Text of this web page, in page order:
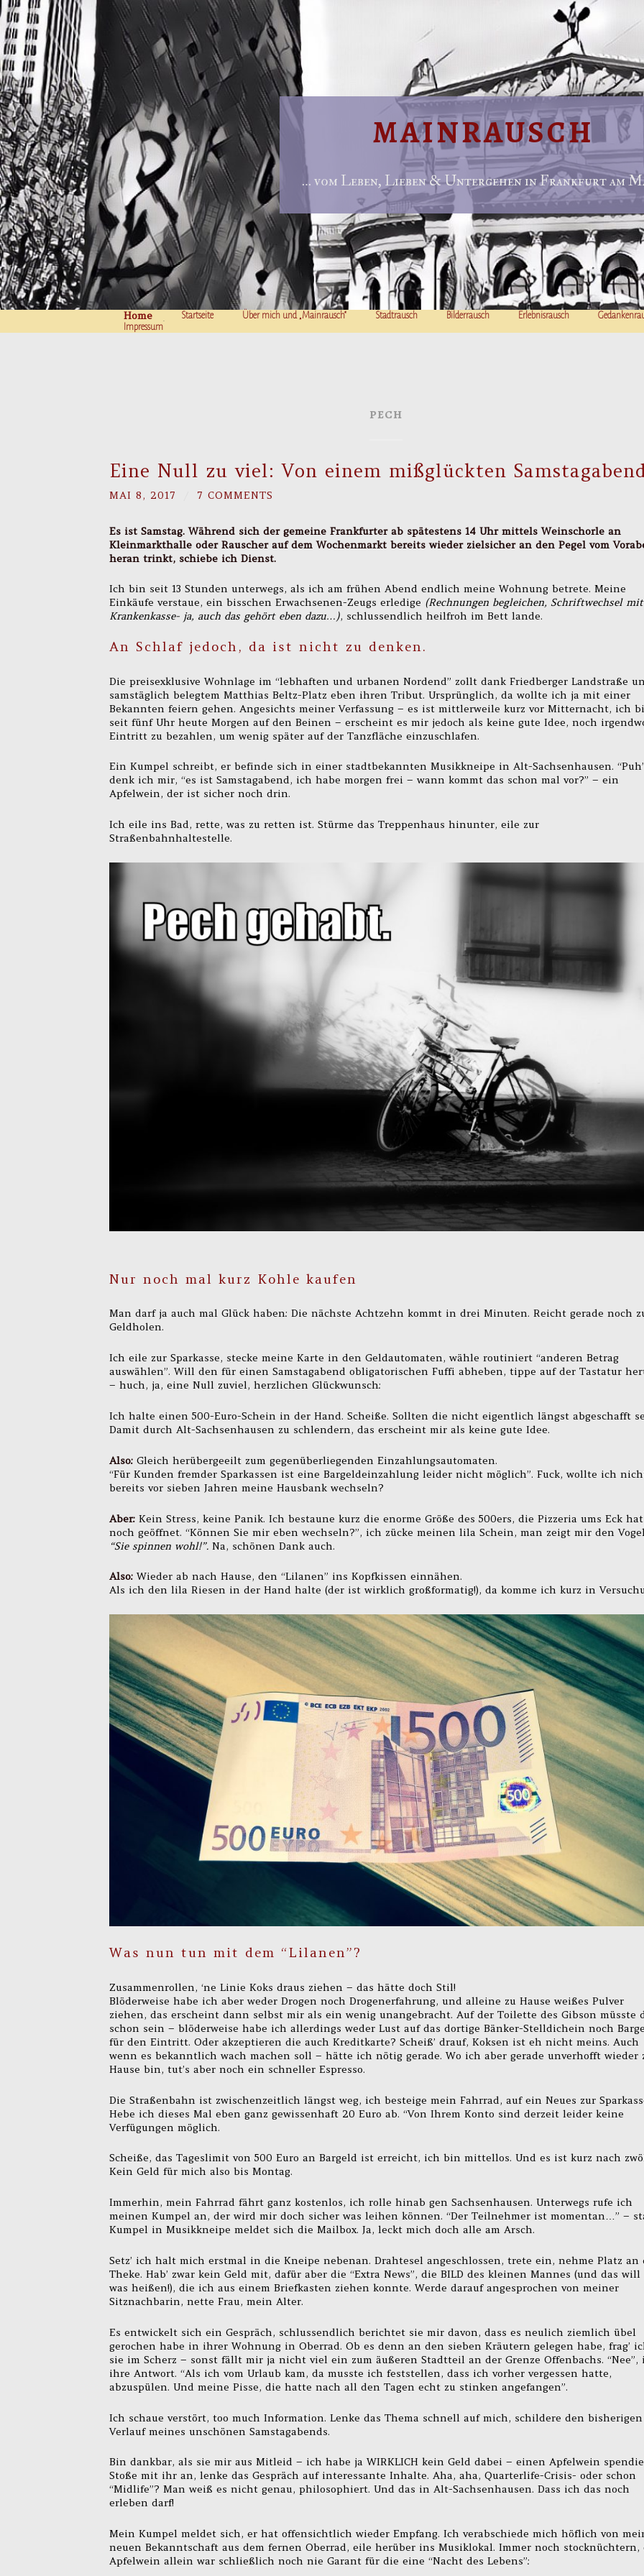
MAINRAUSCH
… vom Leben, Lieben & Untergehen in Frankfurt am
Home Startseite Über mich und „Mainrausch“ Stadtrausch Bilderrausch Erlebnisrausch
Impressum
PECH
Eine Null zu viel: Von einem mißglückten
MAI 8, 2017 7 COMMENTS
Es ist Samstag. Während sich der gemeine Frankfurter ab spätestens 14 Uhr mittels Weinschorle an
Kleinmarkthalle oder Rauscher auf dem Wochenmarkt bereits wieder zielsicher an den Pegel vom
heran trinkt, schiebe ich Dienst.
Ich bin seit 13 Stunden unterwegs, als ich am frühen Abend endlich meine Wohnung betrete. Meine
Einkäufe verstaue, ein bisschen Erwachsenen-Zeugs erledige (Rechnungen begleichen, Schriftwechsel
Krankenkasse- ja, auch das gehört eben dazu…), schlussendlich heilfroh im Bett lande.
An Schlaf jedoch, da ist nicht zu denken.
Die preisexklusive Wohnlage im “lebhaften und urbanen Nordend” zollt dank Friedberger Landstraße
samstäglich belegtem Matthias Beltz-Platz eben ihren Tribut. Ursprünglich, da wollte ich ja mit einer
Bekannten feiern gehen. Angesichts meiner Verfassung – es ist mittlerweile kurz vor Mitternacht, ich
seit fünf Uhr heute Morgen auf den Beinen – erscheint es mir jedoch als keine gute Idee, noch
Eintritt zu bezahlen, um wenig später auf der Tanzfläche einzuschlafen.
Ein Kumpel schreibt, er befinde sich in einer stadtbekannten Musikkneipe in Alt-Sachsenhausen.
denk ich mir, “es ist Samstagabend, ich habe morgen frei – wann kommt das schon mal vor?” – ein
Apfelwein, der ist sicher noch drin.
Ich eile ins Bad, rette, was zu retten ist. Stürme das Treppenhaus hinunter, eile zur
Straßenbahnhaltestelle.
Nur noch mal kurz Kohle kaufen
Man darf ja auch mal Glück haben: Die nächste Achtzehn kommt in drei Minuten. Reicht gerade noch
Geldholen.
Ich eile zur Sparkasse, stecke meine Karte in den Geldautomaten, wähle routiniert “anderen Betrag
auswählen”. Will den für einen Samstagabend obligatorischen Fuffi abheben, tippe auf der Tastatur
– huch, ja, eine Null zuviel, herzlichen Glückwunsch:
Ich halte einen 500-Euro-Schein in der Hand. Scheiße. Sollten die nicht eigentlich längst abgeschafft
Damit durch Alt-Sachsenhausen zu schlendern, das erscheint mir als keine gute Idee.
Also: Gleich herübergeeilt zum gegenüberliegenden Einzahlungsautomaten.
“Für Kunden fremder Sparkassen ist eine Bargeldeinzahlung leider nicht möglich”. Fuck, wollte ich
bereits vor sieben Jahren meine Hausbank wechseln?
Aber: Kein Stress, keine Panik. Ich bestaune kurz die enorme Größe des 500ers, die Pizzeria ums Eck hat
noch geöffnet. “Können Sie mir eben wechseln?”, ich zücke meinen lila Schein, man zeigt mir den
“Sie spinnen wohl!”. Na, schönen Dank auch.
Also: Wieder ab nach Hause, den “Lilanen” ins Kopfkissen einnähen.
Als ich den lila Riesen in der Hand halte (der ist wirklich großformatig!), da komme ich kurz in
Was nun tun mit dem “Lilanen”?
Zusammenrollen, ‘ne Linie Koks draus ziehen – das hätte doch Stil!
Blöderweise habe ich aber weder Drogen noch Drogenerfahrung, und alleine zu Hause weißes Pulver
ziehen, das erscheint dann selbst mir als ein wenig unangebracht. Auf der Toilette des Gibson müsste
schon sein – blöderweise habe ich allerdings weder Lust auf das dortige Bänker-Stelldichein noch
für den Eintritt. Oder akzeptieren die auch Kreditkarte? Scheiß’ drauf, Koksen ist eh nicht meins. Auch
wenn es bekanntlich wach machen soll – hätte ich nötig gerade. Wo ich aber gerade unverhofft wieder
Hause bin, tut’s aber noch ein schneller Espresso.
Die Straßenbahn ist zwischenzeitlich längst weg, ich besteige mein Fahrrad, auf ein Neues zur
Hebe ich dieses Mal eben ganz gewissenhaft 20 Euro ab. “Von Ihrem Konto sind derzeit leider keine
Verfügungen möglich.
Scheiße, das Tageslimit von 500 Euro an Bargeld ist erreicht, ich bin mittellos. Und es ist kurz nach
Kein Geld für mich also bis Montag.
Immerhin, mein Fahrrad fährt ganz kostenlos, ich rolle hinab gen Sachsenhausen. Unterwegs rufe ich
meinen Kumpel an, der wird mir doch sicher was leihen können. “Der Teilnehmer ist momentan…” –
Kumpel in Musikkneipe meldet sich die Mailbox. Ja, leckt mich doch alle am Arsch.
Setz’ ich halt mich erstmal in die Kneipe nebenan. Drahtesel angeschlossen, trete ein, nehme Platz an
Theke. Hab’ zwar kein Geld mit, dafür aber die “Extra News”, die BILD des kleinen Mannes (und das will
was heißen!), die ich aus einem Briefkasten ziehen konnte. Werde darauf angesprochen von meiner
Sitznachbarin, nette Frau, mein Alter.
Es entwickelt sich ein Gespräch, schlussendlich berichtet sie mir davon, dass es neulich ziemlich übel
gerochen habe in ihrer Wohnung in Oberrad. Ob es denn an den sieben Kräutern gelegen habe, frag’
sie im Scherz – sonst fällt mir ja nicht viel ein zum äußeren Stadtteil an der Grenze Offenbachs. “Nee”,
ihre Antwort. “Als ich vom Urlaub kam, da musste ich feststellen, dass ich vorher vergessen hatte,
abzuspülen. Und meine Pisse, die hatte nach all den Tagen echt zu stinken angefangen”.
Ich schaue verstört, too much Information. Lenke das Thema schnell auf mich, schildere den bisherigen
Verlauf meines unschönen Samstagabends.
Bin dankbar, als sie mir aus Mitleid – ich habe ja WIRKLICH kein Geld dabei – einen Apfelwein
Stoße mit ihr an, lenke das Gespräch auf interessante Inhalte. Aha, aha, Quarterlife-Crisis- oder schon
“Midlife”? Man weiß es nicht genau, philosophiert. Und das in Alt-Sachsenhausen. Dass ich das noch
erleben darf!
Mein Kumpel meldet sich, er hat offensichtlich wieder Empfang. Ich verabschiede mich höflich von
neuen Bekanntschaft aus dem fernen Oberrad, eile herüber ins Musiklokal. Immer noch stocknüchtern,
Apfelwein allein war schließlich noch nie Garant für die eine “Nacht des Lebens”: